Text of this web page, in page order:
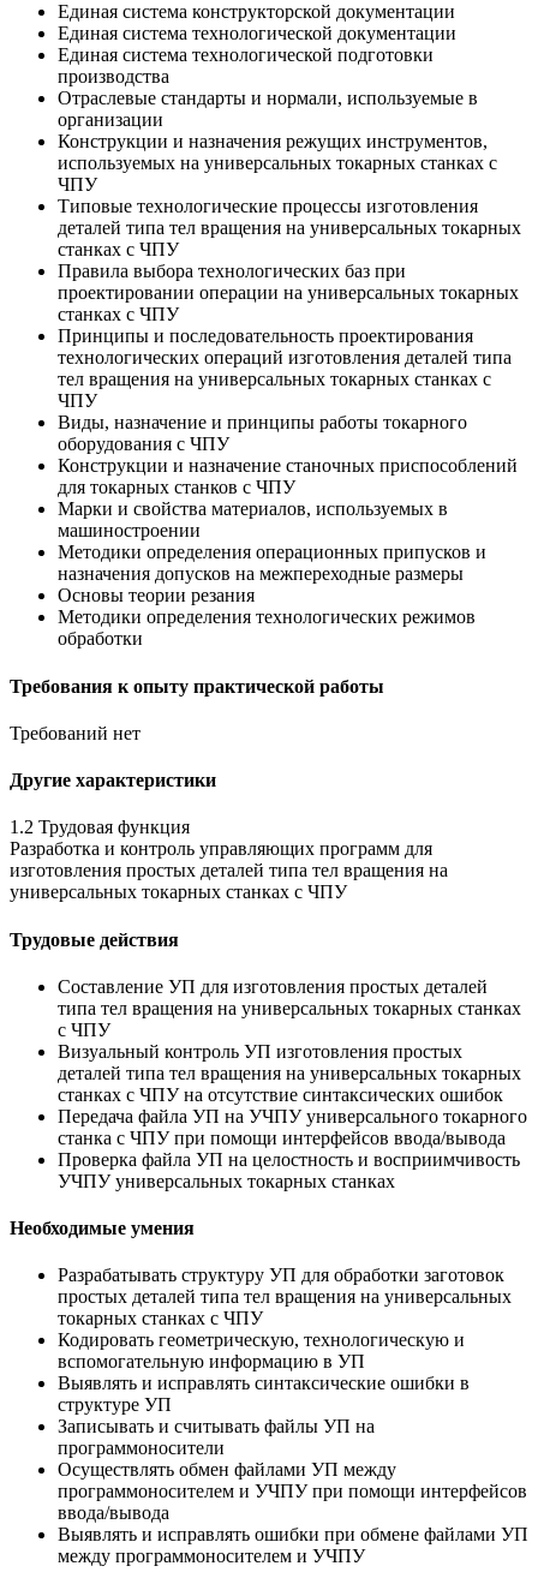
Единая система конструкторской документации
Единая система технологической документации
Единая система технологической подготовки
производства
Отраслевые стандарты и нормали, используемые в
организации
Конструкции и назначения режущих инструментов,
используемых на универсальных токарных станках с
ЧПУ
Типовые технологические процессы изготовления
деталей типа тел вращения на универсальных токарных
станках с ЧПУ
Правила выбора технологических баз при
проектировании операции на универсальных токарных
станках с ЧПУ
Принципы и последовательность проектирования
технологических операций изготовления деталей типа
тел вращения на универсальных токарных станках с
ЧПУ
Виды, назначение и принципы работы токарного
оборудования с ЧПУ
Конструкции и назначение станочных приспособлений
для токарных станков с ЧПУ
Марки и свойства материалов, используемых в
машиностроении
Методики определения операционных припусков и
назначения допусков на межпереходные размеры
Основы теории резания
Методики определения технологических режимов
обработки
Требования к опыту практической работы
Требований нет
Другие характеристики
1.2 Трудовая функция
Разработка и контроль управляющих программ для
изготовления простых деталей типа тел вращения на
универсальных токарных станках с ЧПУ
Трудовые действия
Составление УП для изготовления простых деталей
типа тел вращения на универсальных токарных станках
с ЧПУ
Визуальный контроль УП изготовления простых
деталей типа тел вращения на универсальных токарных
станках с ЧПУ на отсутствие синтаксических ошибок
Передача файла УП на УЧПУ универсального токарного
станка с ЧПУ при помощи интерфейсов ввода/вывода
Проверка файла УП на целостность и восприимчивость
УЧПУ универсальных токарных станках
Необходимые умения
Разрабатывать структуру УП для обработки заготовок
простых деталей типа тел вращения на универсальных
токарных станках с ЧПУ
Кодировать геометрическую, технологическую и
вспомогательную информацию в УП
Выявлять и исправлять синтаксические ошибки в
структуре УП
Записывать и считывать файлы УП на
программоносители
Осуществлять обмен файлами УП между
программоносителем и УЧПУ при помощи интерфейсов
ввода/вывода
Выявлять и исправлять ошибки при обмене файлами УП
между программоносителем и УЧПУ